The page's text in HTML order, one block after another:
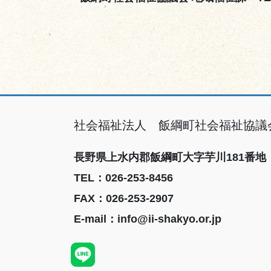
社会福祉法人 飯綱町社会福祉協議
長野県上水内郡飯綱町大字芋川181番地
TEL ：026-253-8456
FAX ：026-253-2907
E-mail ：info@ii-shakyo.or.jp